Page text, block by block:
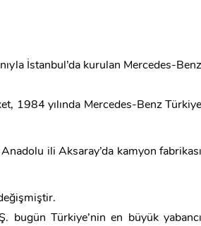
İstanbul’da kurulan Mercedes-Benz
1984 yılında Mercedes-Benz Türkiye
ili Aksaray’da kamyon fabrikası
bugün Türkiye’nin en büyük yabancı